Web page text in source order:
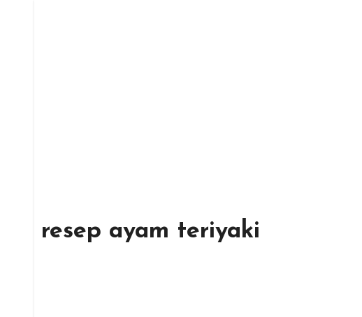
resep ayam teriyaki